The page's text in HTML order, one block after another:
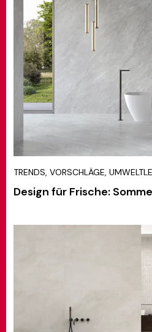
TRENDS, VORSCHLÄGE,
Design für Frische: